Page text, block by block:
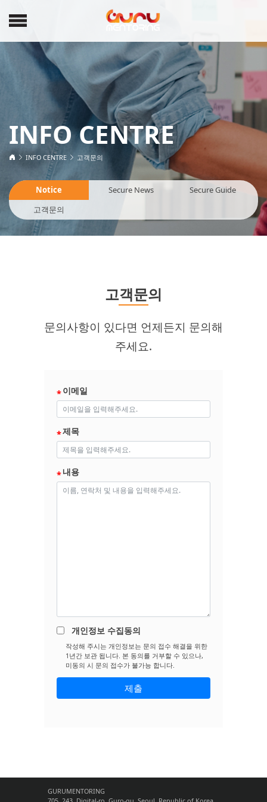
INFO CENTRE
INFO CENTRE 고객문의
Notice Secure News
Secure Guide
고객문의
고객문의
문의사항이 있다면 언제든지 문의해
주세요.
이메일
제목
내용
개인정보 수집동의
작성해 주시는 개인정보는 문의 접수 해결을 위한
1년간 보관 됩니다. 본 동의를 거부할 수 있으나,
미동의 시 문의 접수가 불가능 합니다.
GURUMENTORING